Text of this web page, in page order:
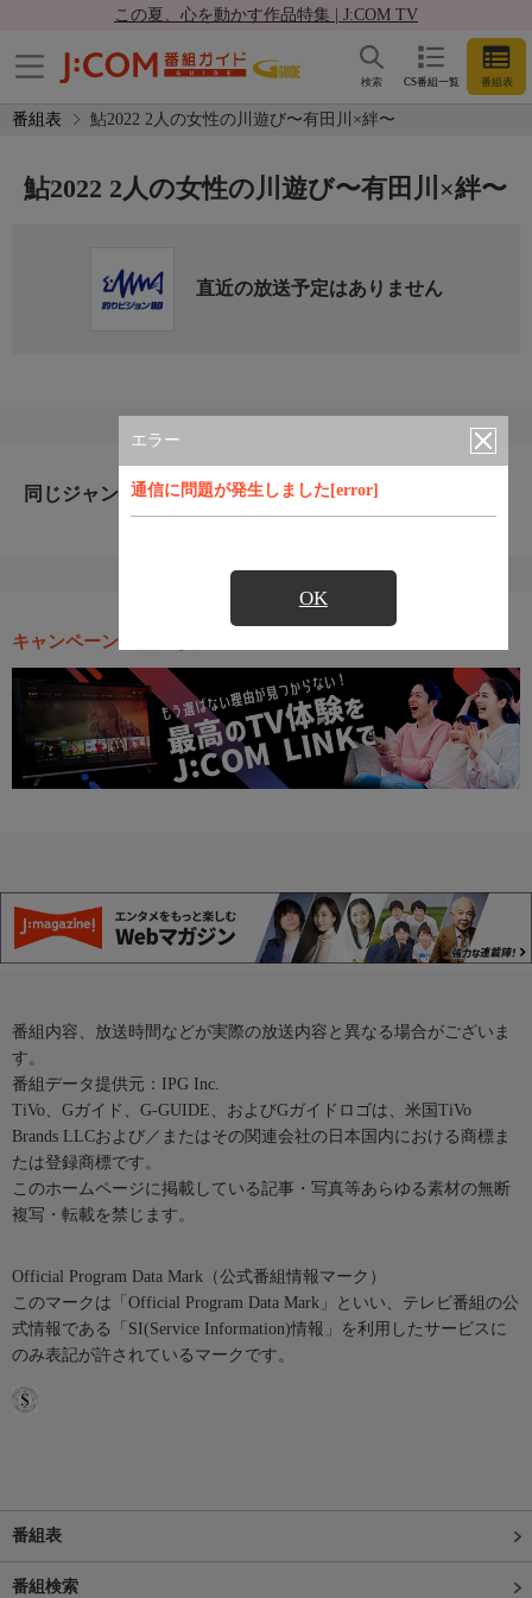
この夏、心を動かす作品特集 | J:COM TV
CS番組一覧 番組表
検索
番組表 鮎2022 2人の女性の川遊び〜有田川×絆〜
エラー
通信に問題が発生しました[error]
OK
鮎2022 2人の女性の川遊び〜有田川×絆〜
直近の放送予定はありません
同じジャンルのおすすめ番組
キャンペーン・お得な情報
番組内容、放送時間などが実際の放送内容と異なる場合がございま
す。
番組データ提供元：IPG Inc.
TiVo、Gガイド、G-GUIDE、およびGガイドロゴは、米国TiVo
Brands LLCおよび／またはその関連会社の日本国内における商標ま
たは登録商標です。
このホームページに掲載している記事・写真等あらゆる素材の無断
複写・転載を禁じます。
Official Program Data Mark（公式番組情報マーク）
このマークは「Official Program Data Mark」といい、テレビ番組の公
式情報である「SI(Service Information)情報」を利用したサービスに
のみ表記が許されているマークです。
番組表
番組検索